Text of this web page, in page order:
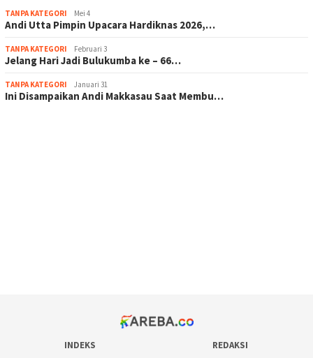
TANPA KATEGORI Mei 4
Andi Utta Pimpin Upacara Hardiknas 2026,…
TANPA KATEGORI Februari 3
Jelang Hari Jadi Bulukumba ke – 66…
TANPA KATEGORI Januari 31
Ini Disampaikan Andi Makkasau Saat Membu…
INDEKS REDAKSI